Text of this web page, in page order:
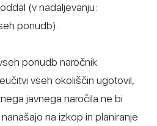
(v nadaljevanju:
ponudb).
ponudb naročnik
vseh okoliščin ugotovil,
javnega naročila ne bi
na izkop in planiranje